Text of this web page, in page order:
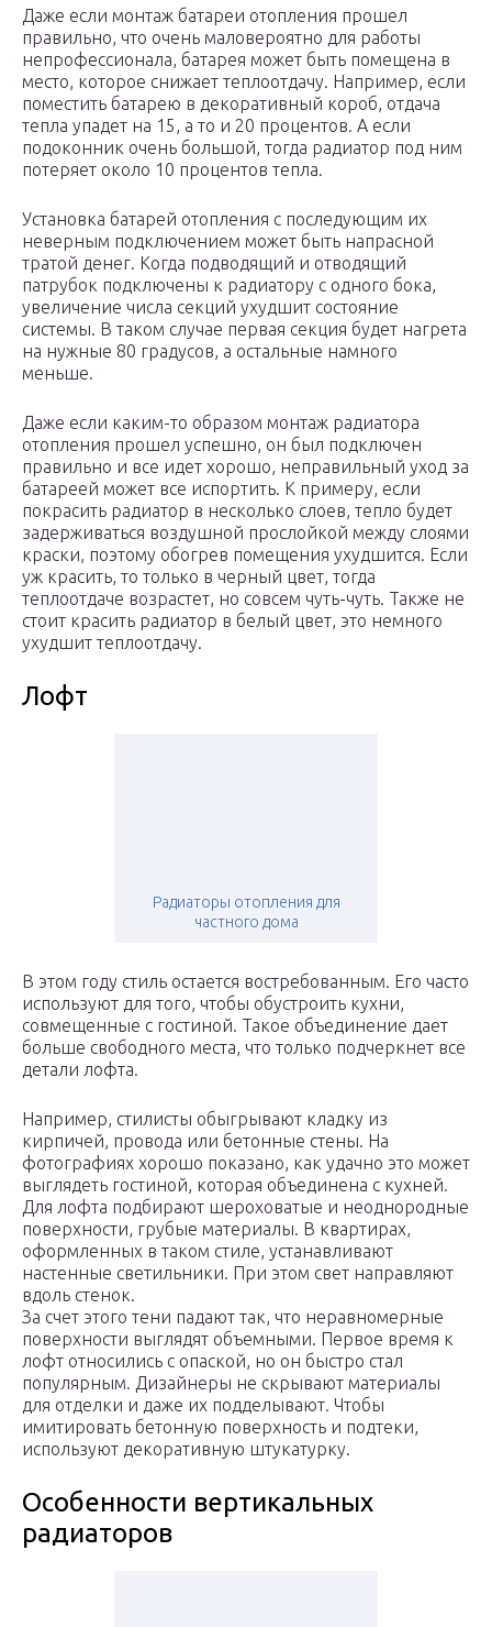
Даже если монтаж батареи отопления прошел
правильно, что очень маловероятно для работы
непрофессионала, батарея может быть помещена в
место, которое снижает теплоотдачу. Например, если
поместить батарею в декоративный короб, отдача
тепла упадет на 15, а то и 20 процентов. А если
подоконник очень большой, тогда радиатор под ним
потеряет около 10 процентов тепла.
Установка батарей отопления с последующим их
неверным подключением может быть напрасной
тратой денег. Когда подводящий и отводящий
патрубок подключены к радиатору с одного бока,
увеличение числа секций ухудшит состояние
системы. В таком случае первая секция будет нагрета
на нужные 80 градусов, а остальные намного
меньше.
Даже если каким-то образом монтаж радиатора
отопления прошел успешно, он был подключен
правильно и все идет хорошо, неправильный уход за
батареей может все испортить. К примеру, если
покрасить радиатор в несколько слоев, тепло будет
задерживаться воздушной прослойкой между слоями
краски, поэтому обогрев помещения ухудшится. Если
уж красить, то только в черный цвет, тогда
теплоотдаче возрастет, но совсем чуть-чуть. Также не
стоит красить радиатор в белый цвет, это немного
ухудшит теплоотдачу.
Лофт
Радиаторы отопления для
частного дома
В этом году стиль остается востребованным. Его часто
используют для того, чтобы обустроить кухни,
совмещенные с гостиной. Такое объединение дает
больше свободного места, что только подчеркнет все
детали лофта.
Например, стилисты обыгрывают кладку из
кирпичей, провода или бетонные стены. На
фотографиях хорошо показано, как удачно это может
выглядеть гостиной, которая объединена с кухней.
Для лофта подбирают шероховатые и неоднородные
поверхности, грубые материалы. В квартирах,
оформленных в таком стиле, устанавливают
настенные светильники. При этом свет направляют
вдоль стенок.
За счет этого тени падают так, что неравномерные
поверхности выглядят объемными. Первое время к
лофт относились с опаской, но он быстро стал
популярным. Дизайнеры не скрывают материалы
для отделки и даже их подделывают. Чтобы
имитировать бетонную поверхность и подтеки,
используют декоративную штукатурку.
Особенности вертикальных
радиаторов